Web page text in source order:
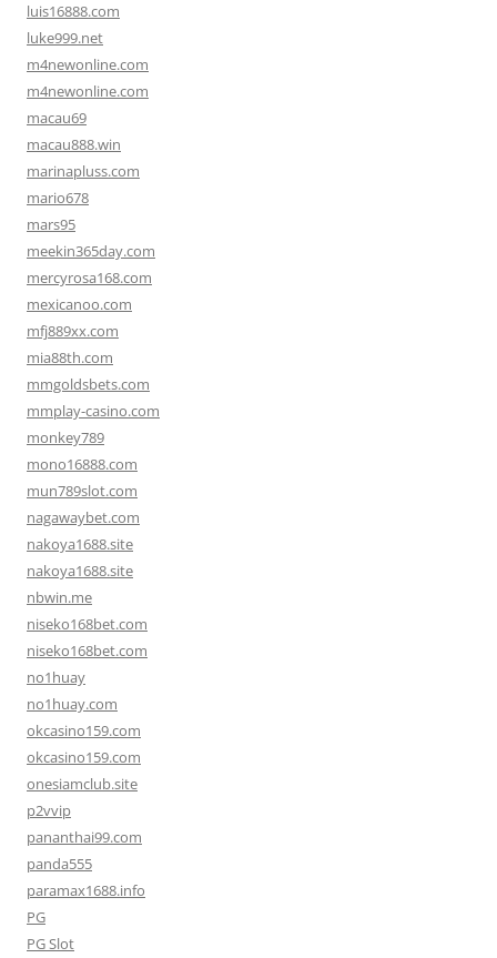
luis16888.com
luke999.net
m4newonline.com
m4newonline.com
macau69
macau888.win
marinapluss.com
mario678
mars95
meekin365day.com
mercyrosa168.com
mexicanoo.com
mfj889xx.com
mia88th.com
mmgoldsbets.com
mmplay-casino.com
monkey789
mono16888.com
mun789slot.com
nagawaybet.com
nakoya1688.site
nakoya1688.site
nbwin.me
niseko168bet.com
niseko168bet.com
no1huay
no1huay.com
okcasino159.com
okcasino159.com
onesiamclub.site
p2vvip
pananthai99.com
panda555
paramax1688.info
PG
PG Slot